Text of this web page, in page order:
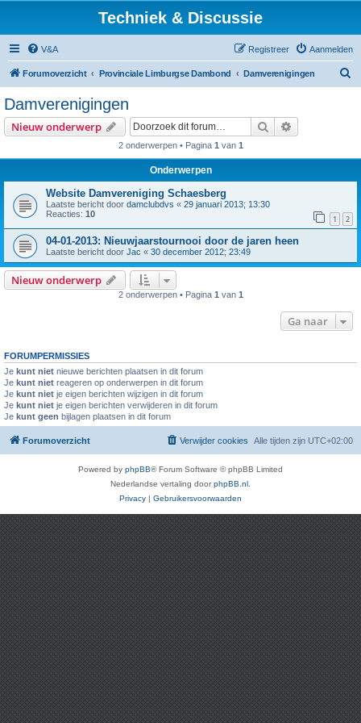
Techniek & Discussie
V&A Aanmelden
Registreer
Forumoverzicht Provinciale Limburgse Dambond Damverenigingen
Damverenigingen
Nieuw onderwerp Zoek
2 onderwerpen • Pagina 1 van 1
Onderwerpen
Website Damvereniging Schaesberg
Laatste bericht door damclubdvs « 29 januari 2013; 13:30
Reacties: 10 1 2
04-01-2013: Nieuwjaarstournooi door de jaren heen
Laatste bericht door Jac « 30 december 2012; 23:49
Nieuw onderwerp
2 onderwerpen • Pagina 1 van 1
Ga naar
FORUMPERMISSIES
Je kunt niet nieuwe berichten plaatsen in dit forum
Je kunt niet reageren op onderwerpen in dit forum
Je kunt niet je eigen berichten wijzigen in dit forum
Je kunt niet je eigen berichten verwijderen in dit forum
Je kunt geen bijlagen plaatsen in dit forum
Forumoverzicht Alle tijden zijn UTC+02:00
Verwijder cookies
Powered by phpBB® Forum Software © phpBB Limited
Nederlandse vertaling doorphpBB.nl
Privacy | Gebruikersvoorwaarden